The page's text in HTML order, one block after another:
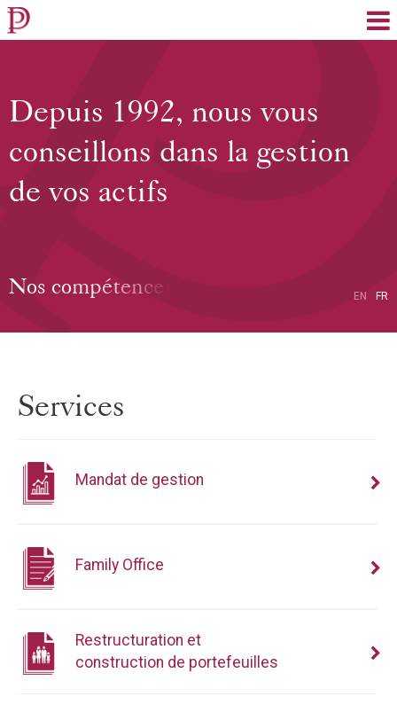
FR
EN
Services
Mandat de gestion
Family Office
Restructuration et
construction de portefeuilles